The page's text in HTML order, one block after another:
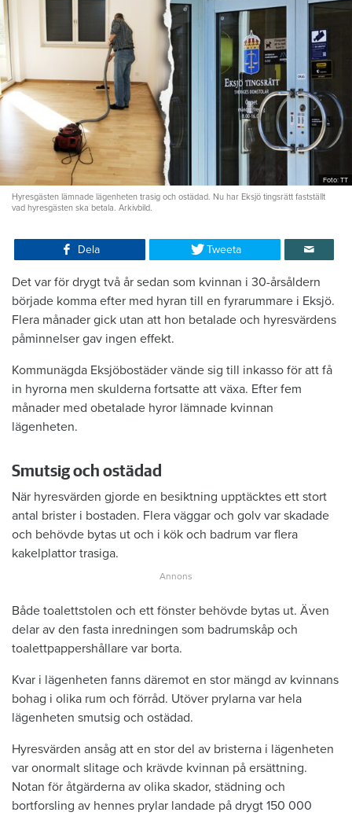
Foto: TT
Hyresgästen lämnade lägenheten trasig och ostädad. Nu har Eksjö tingsrätt fastställt
vad hyresgästen ska betala. Arkivbild.
Dela Tweeta
Det var för drygt två år sedan som kvinnan i 30-årsåldern
började komma efter med hyran till en fyrarummare i Eksjö.
Flera månader gick utan att hon betalade och hyresvärdens
påminnelser gav ingen effekt.
Kommunägda Eksjöbostäder vände sig till inkasso för att få
in hyrorna men skulderna fortsatte att växa. Efter fem
månader med obetalade hyror lämnade kvinnan
lägenheten.
Smutsig och ostädad
När hyresvärden gjorde en besiktning upptäcktes ett stort
antal brister i bostaden. Flera väggar och golv var skadade
och behövde bytas ut och i kök och badrum var flera
kakelplattor trasiga.
Både toalettstolen och ett fönster behövde bytas ut. Även
delar av den fasta inredningen som badrumskåp och
toalettpappershållare var borta.
Kvar i lägenheten fanns däremot en stor mängd av kvinnans
bohag i olika rum och förråd. Utöver prylarna var hela
lägenheten smutsig och ostädad.
Hyresvärden ansåg att en stor del av bristerna i lägenheten
var onormalt slitage och krävde kvinnan på ersättning.
Notan för åtgärderna av olika skador, städning och
bortforsling av hennes prylar landade på drygt 150 000